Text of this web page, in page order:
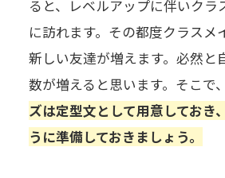
ると、レベルアップに伴いクラ
に訪れます。その都度クラスメ
新しい友達が増えます。必然と
数が増えると思います。そこで、
ズは定型文として用意しておき
うに準備しておきましょう。